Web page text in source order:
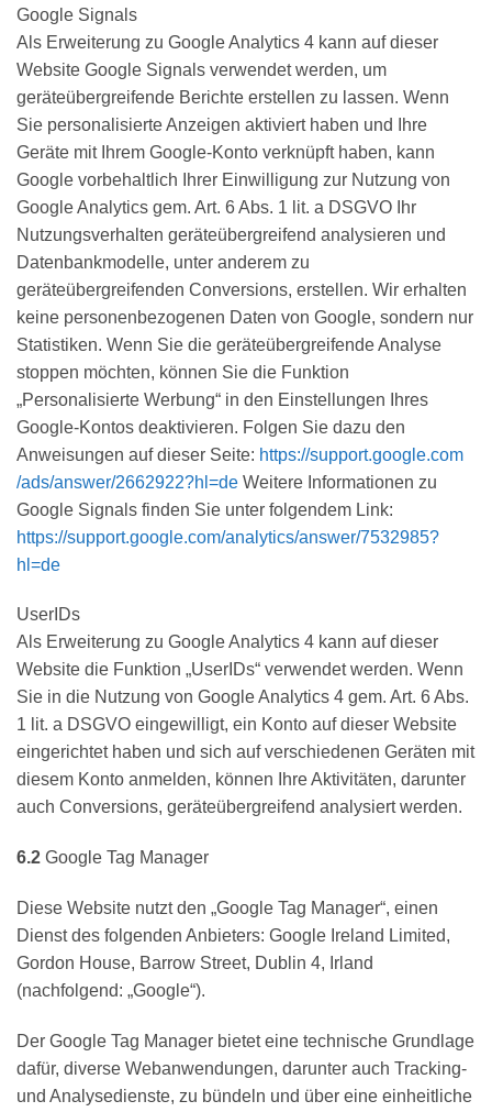
Google Signals
Als Erweiterung zu Google Analytics 4 kann auf dieser
Website Google Signals verwendet werden, um
geräteübergreifende Berichte erstellen zu lassen. Wenn
Sie personalisierte Anzeigen aktiviert haben und Ihre
Geräte mit Ihrem Google-Konto verknüpft haben, kann
Google vorbehaltlich Ihrer Einwilligung zur Nutzung von
Google Analytics gem. Art. 6 Abs. 1 lit. a DSGVO Ihr
Nutzungsverhalten geräteübergreifend analysieren und
Datenbankmodelle, unter anderem zu
geräteübergreifenden Conversions, erstellen. Wir erhalten
keine personenbezogenen Daten von Google, sondern nur
Statistiken. Wenn Sie die geräteübergreifende Analyse
stoppen möchten, können Sie die Funktion
„Personalisierte Werbung“ in den Einstellungen Ihres
Google-Kontos deaktivieren. Folgen Sie dazu den
Anweisungen auf dieser Seite: https://support.google.com
/ads/answer/2662922?hl=de Weitere Informationen zu
Google Signals finden Sie unter folgendem Link:
https://support.google.com/analytics/answer/7532985?
hl=de
UserIDs
Als Erweiterung zu Google Analytics 4 kann auf dieser
Website die Funktion „UserIDs“ verwendet werden. Wenn
Sie in die Nutzung von Google Analytics 4 gem. Art. 6 Abs.
1 lit. a DSGVO eingewilligt, ein Konto auf dieser Website
eingerichtet haben und sich auf verschiedenen Geräten mit
diesem Konto anmelden, können Ihre Aktivitäten, darunter
auch Conversions, geräteübergreifend analysiert werden.
6.2 Google Tag Manager
Diese Website nutzt den „Google Tag Manager“, einen
Dienst des folgenden Anbieters: Google Ireland Limited,
Gordon House, Barrow Street, Dublin 4, Irland
(nachfolgend: „Google“).
Der Google Tag Manager bietet eine technische Grundlage
dafür, diverse Webanwendungen, darunter auch Tracking-
und Analysedienste, zu bündeln und über eine einheitliche